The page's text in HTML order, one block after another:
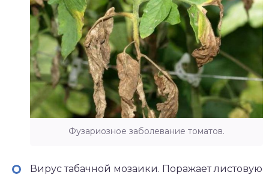
Фузариозное заболевание томатов.
Вирус табачной мозаики. Поражает листовую